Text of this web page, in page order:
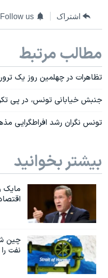
اسرائیل در جنگ
آرشیو پخش زنده
ورزش زنان در ایران
مجموعه مستندهای دادخواهی
چهل سال گروگان‌گیری
قانون شفافیت دارائی کادر
اسرائیل در جنگ
نرگس محمدی برنده جایزه
همایش محافظه‌کاران آمریکا
صفحه‌های ویژه
زبانهای مختلف
اشتراک Follow us
مطالب مرتبط
تظاهرات در چهلمین روز یک
جنبش خیابانی تونس، در پی
تونس نگران رشد افراطگرایی
بیشتر بخوانید
مایک
چین
نفت